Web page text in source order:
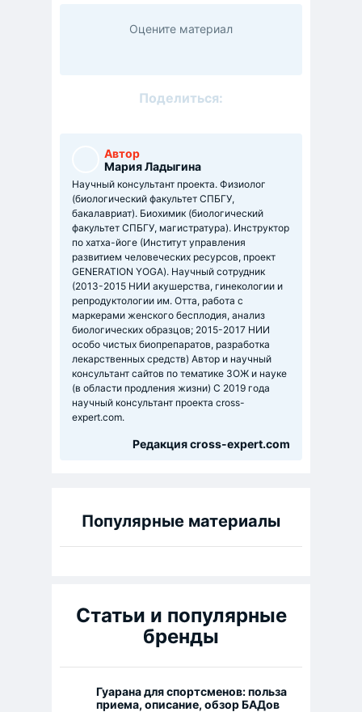
Оцените материал
Поделиться:
Автор
Мария Ладыгина
Научный консультант проекта. Физиолог
(биологический факультет СПБГУ,
бакалавриат). Биохимик (биологический
факультет СПБГУ, магистратура). Инструктор
по хатха-йоге (Институт управления
развитием человеческих ресурсов, проект
GENERATION YOGA). Научный сотрудник
(2013-2015 НИИ акушерства, гинекологии и
репродуктологии им. Отта, работа с
маркерами женского бесплодия, анализ
биологических образцов; 2015-2017 НИИ
особо чистых биопрепаратов, разработка
лекарственных средств) Автор и научный
консультант сайтов по тематике ЗОЖ и науке
(в области продления жизни) C 2019 года
научный консультант проекта cross-
expert.com.
Редакция cross-expert.com
Популярные материалы
Статьи и популярные
бренды
Гуарана для спортсменов: польза
приема, описание, обзор БАДов